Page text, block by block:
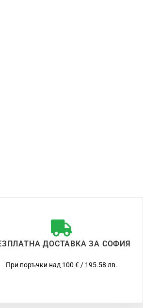
ДОСТАВКА ЗА СОФИЯ
При поръчки над 100 € / 195.58 лв.